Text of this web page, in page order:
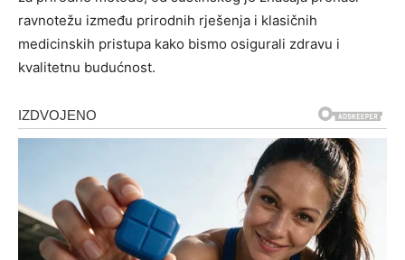
ravnotežu između prirodnih rješenja i klasičnih
medicinskih pristupa kako bismo osigurali zdravu i
kvalitetnu budućnost.